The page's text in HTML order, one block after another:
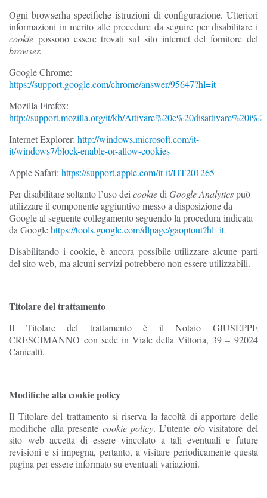
Ogni browserha specifiche istruzioni di configurazione. Ulteriori
informazioni in merito alle procedure da seguire per disabilitare i
cookiepossono essere trovati sul sito internet del fornitore del
browser.
Google Chrome:
https://support.google.com/chrome/answer/95647?hl=it
Mozilla Firefox:
http://support.mozilla.org/it/kb/
Internet Explorer:http://windows.microsoft.com/it-
it/windows7/block-enable-or-allow-cookies
Apple Safari:https://support.apple.com/it-it/HT201265
Per disabilitare soltanto l’uso deicookiedi Google Analyticspuò
utilizzare il componente aggiuntivo messo a disposizione da
Google al seguente collegamento seguendo la procedura indicata
da Googlehttps://tools.google.com/dlpage/gaoptout?hl=it
Disabilitando i cookie, è ancora possibile utilizzare alcune parti
del sito web, ma alcuni servizi potrebbero non essere utilizzabili.
Titolare del trattamento
Il Titolare del trattamento è il Notaio GIUSEPPE
CRESCIMANNO con sede in Viale della Vittoria, 39 – 92024
Canicattì.
Modifiche alla cookie policy
Il Titolare del trattamento si riserva la facoltà di apportare delle
modifiche alla presente cookie policy. L’utente e/o visitatore del
sito web accetta di essere vincolato a tali eventuali e future
revisioni e si impegna, pertanto, a visitare periodicamente questa
pagina per essere informato su eventuali variazioni.